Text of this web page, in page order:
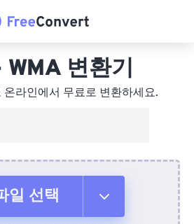
WMA 변환기
온라인에서 무료로 변환하세요.
일 선택